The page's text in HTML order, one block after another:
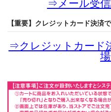
⇒メール受
【重要】クレジットカード決済
⇒クレジットカード